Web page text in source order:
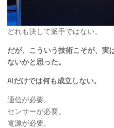
どれも決して派手ではない。
だが、こういう技術こそが、実
ないかと思った。
AIだけでは何も成立しない。
通信が必要。
センサーが必要。
電源が必要。